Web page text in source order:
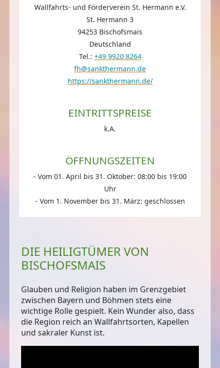
Wallfahrts- und Förderverein St. Hermann e.V.
St. Hermann 3
94253 Bischofsmais
Deutschland
Tel.: +49 9920 8264
fh@sankthermann.de
https://sankthermann.de/
EINTRITTSPREISE
k.A.
ÖFFNUNGSZEITEN
- Vom 01. April bis 31. Oktober: 08:00 bis 19:00
Uhr
- Vom 1. November bis 31. März: geschlossen
DIE HEILIGTÜMER VON
BISCHOFSMAIS
Glauben und Religion haben im Grenzgebiet
zwischen Bayern und Böhmen stets eine
wichtige Rolle gespielt. Kein Wunder also, dass
die Region reich an Wallfahrtsorten, Kapellen
und sakraler Kunst ist.